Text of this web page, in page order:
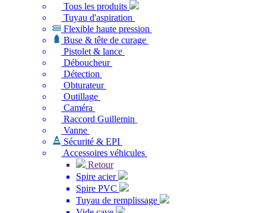
Tous les produits
Tuyau d'aspiration
Flexible haute pression
Buse & tête de curage
Pistolet & lance
Déboucheur
Détection
Obturateur
Outillage
Caméra
Raccord Guillemin
Vanne
Sécurité & EPI
Accessoires véhicules
Retour
Spire acier
Spire PVC
Tuyau de remplissage